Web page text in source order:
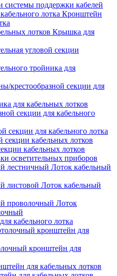
поддержки кабелей
Кронштейн
Крышка для
угловой секции
тройника для
крестообразной секции для
для кабельных лотков
секции для кабельного лотка
кабельных лотков
осветительных приборов
Лоток кабельный
Лоток кабельный
Лоток
кабельного лотка
кронштейн для